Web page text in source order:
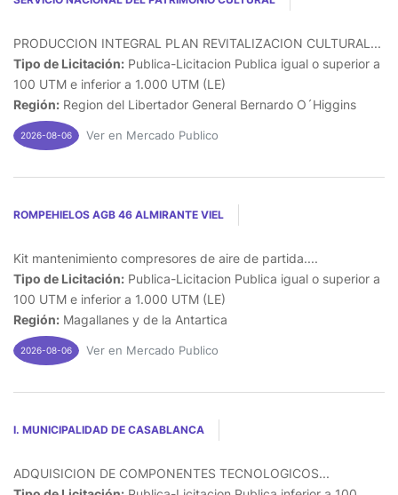
PRODUCCION INTEGRAL PLAN REVITALIZACION CULTURAL...
Tipo de Licitación: Publica-Licitacion Publica igual o superior a
100 UTM e inferior a 1.000 UTM (LE)
Región: Region del Libertador General Bernardo O´Higgins
2026-08-06 Ver en Mercado Publico
ROMPEHIELOS AGB 46 ALMIRANTE VIEL
Kit mantenimiento compresores de aire de partida....
Tipo de Licitación: Publica-Licitacion Publica igual o superior a
100 UTM e inferior a 1.000 UTM (LE)
Región: Magallanes y de la Antartica
2026-08-06 Ver en Mercado Publico
I. MUNICIPALIDAD DE CASABLANCA
ADQUISICION DE COMPONENTES TECNOLOGICOS...